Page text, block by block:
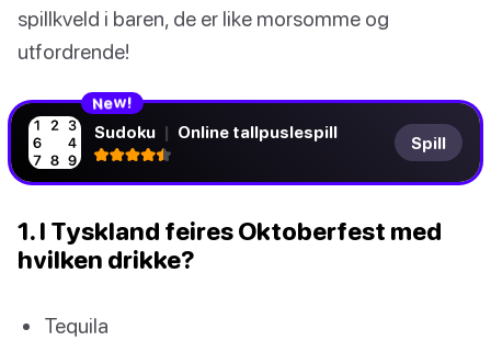
spillkveld i baren, de er like morsomme og
utfordrende!
New!
Sudoku | Online tallpuslespill
Spill
1. I Tyskland feires Oktoberfest med
hvilken drikke?
Tequila